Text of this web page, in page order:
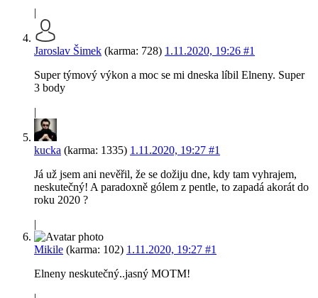
|
Jaroslav Šimek (karma: 728) 1.11.2020, 19:26 #1
Super týmový výkon a moc se mi dneska líbil Elneny. Super
3 body
|
kucka (karma: 1335) 1.11.2020, 19:27 #1
Já už jsem ani nevěřil, že se dožiju dne, kdy tam vyhrajem,
neskutečný! A paradoxně gólem z pentle, to zapadá akorát do
roku 2020 ?
|
Mikile (karma: 102) 1.11.2020, 19:27 #1
Elneny neskutečný..jasný MOTM!